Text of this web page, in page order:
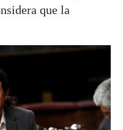
que la